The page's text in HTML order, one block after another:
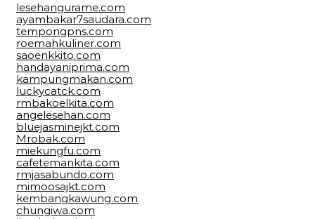
lesehangurame.com
ayambakar7saudara.com
tempongpns.com
roemahkuliner.com
saoenkkito.com
handayaniprima.com
kampungmakan.com
luckycatck.com
rmbakoelkita.com
angelesehan.com
bluejasminejkt.com
Mrobak.com
miekungfu.com
cafetemankita.com
rmjasabundo.com
mimoosajkt.com
kembangkawung.com
chungiwa.com